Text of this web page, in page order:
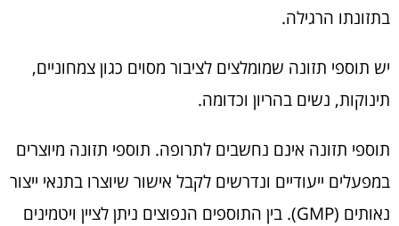
בתזונתו הרגילה.
יש תוספי תזונה שמומלצים לציבור מסוים כגון צמחוניים,
תינוקות, נשים בהריון וכדומה.
תוספי תזונה אינם נחשבים לתרופה. תוספי תזונה מיוצרים
במפעלים ייעודיים ונדרשים לקבל אישור שיוצרו בתנאי ייצור
נאותים (GMP). בין התוספים הנפוצים ניתן לציין ויטמינים